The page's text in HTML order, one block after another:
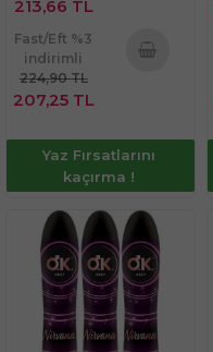
213,66 TL
Fast/Eft %3
indirimli
224,90 TL
207,25 TL
Yaz Fırsatlarını
kaçırma !